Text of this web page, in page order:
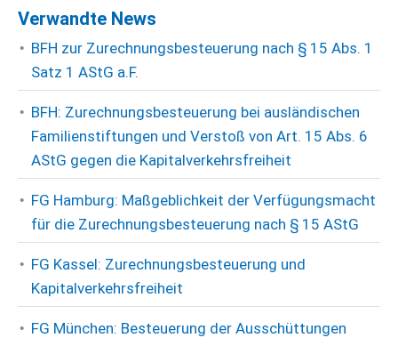
Verwandte News
BFH zur Zurechnungsbesteuerung nach § 15 Abs. 1
Satz 1 AStG a.F.
BFH: Zurechnungsbesteuerung bei ausländischen
Familienstiftungen und Verstoß von Art. 15 Abs. 6
AStG gegen die Kapitalverkehrsfreiheit
FG Hamburg: Maßgeblichkeit der Verfügungsmacht
für die Zurechnungsbesteuerung nach § 15 AStG
FG Kassel: Zurechnungsbesteuerung und
Kapitalverkehrsfreiheit
FG München: Besteuerung der Ausschüttungen